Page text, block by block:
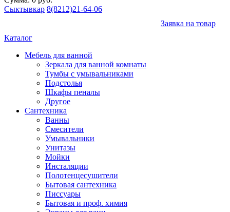
Сыктывкар 8(8212)21-64-06
Заявка на товар
Каталог
Мебель для ванной
Зеркала для ванной комнаты
Тумбы с умывальниками
Подстолья
Шкафы пеналы
Другое
Сантехника
Ванны
Смесители
Умывальники
Унитазы
Мойки
Инсталяции
Полотенцесушители
Бытовая сантехника
Писсуары
Бытовая и проф. химия